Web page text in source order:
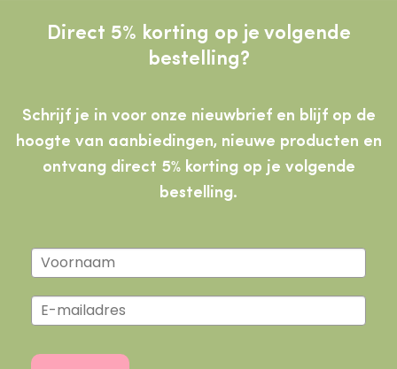
Direct 5% korting op je volgende
bestelling?
Schrijf je in voor onze nieuwbrief en blijf op de
hoogte van aanbiedingen, nieuwe producten en
ontvang direct 5% korting op je volgende
bestelling.